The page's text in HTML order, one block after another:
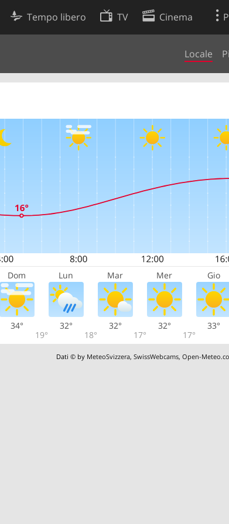
Tempo libero TV Cinema
Locale
Dom Lun Mar Mer Gio
34°
19°
32°
18°
32°
17°
32°
17°
33°
Dati © by MeteoSvizzera,SwissWebcams,Open-
Preferenze cookie